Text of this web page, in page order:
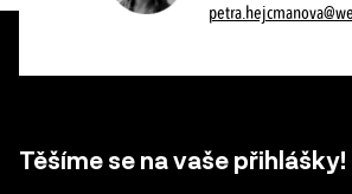
Těšíme se na vaše přihlášky!